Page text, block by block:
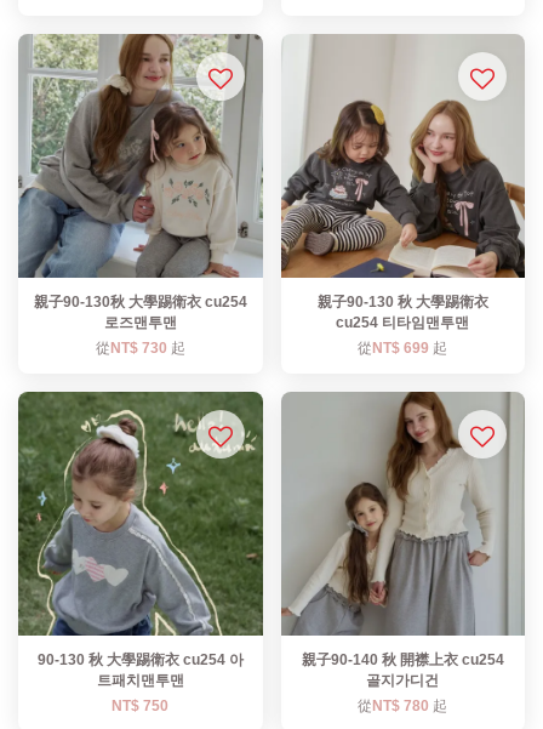
親子90-130秋 大學踢衛衣 cu254
로즈맨투맨
從 NT$ 730 起
親子90-130 秋 大學踢衛衣
cu254 티타임맨투맨
從 NT$ 699 起
90-130 秋 大學踢衛衣 cu254 아
트패치맨투맨
NT$ 750
親子90-140 秋 開襟上衣 cu254
골지가디건
從 NT$ 780 起